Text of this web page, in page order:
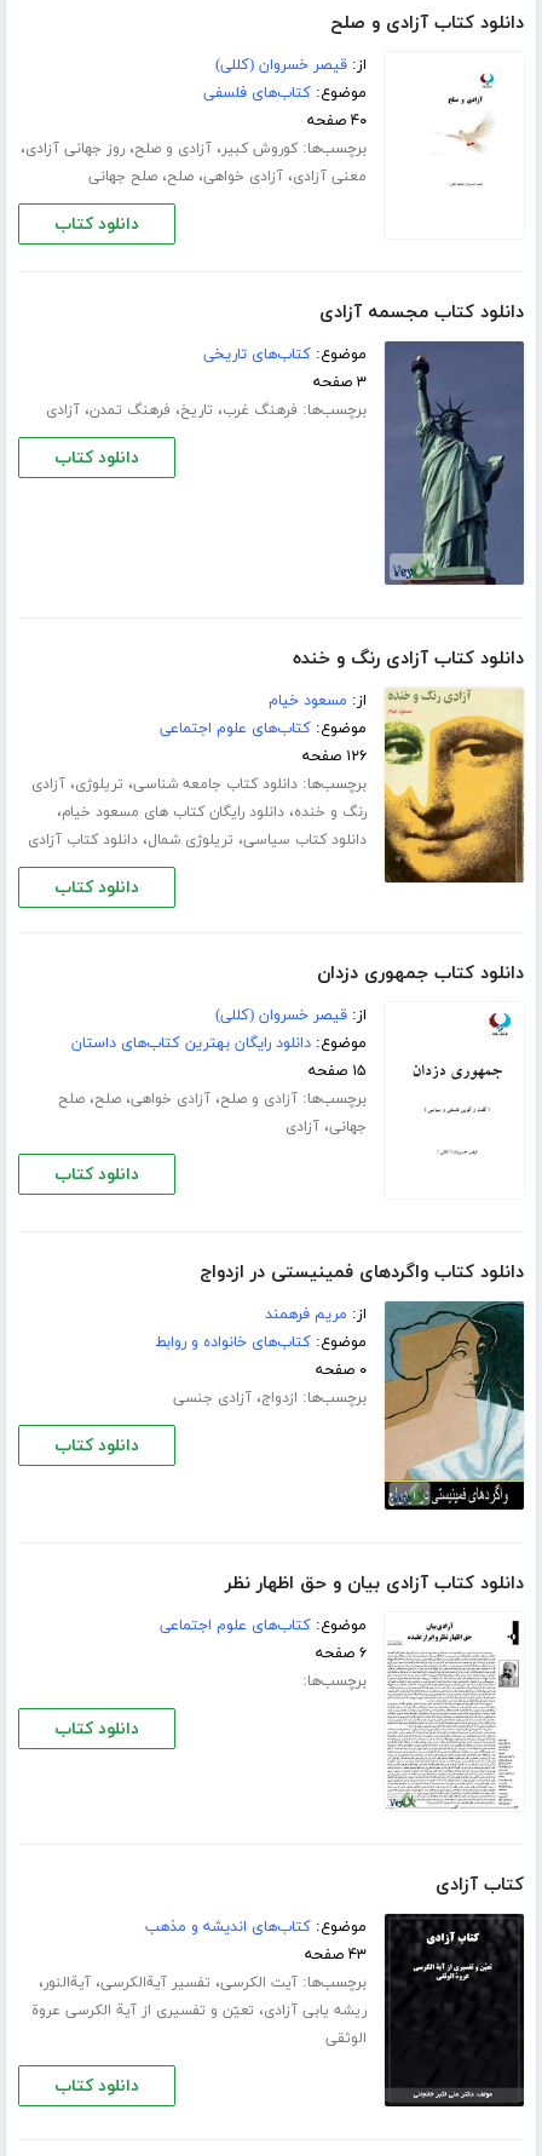
دانلود کتاب آزادی و صلح
از:قیصر خسروان (کللی)
موضوع:کتاب‌های فلسفی
۴۰ صفحه
برچسب‌ها:کوروش کبیر،آزادی و صلح،روز جهانی آزادی،
معنی آزادی،آزادی خواهی،صلح،صلح جهانی
دانلود کتاب
دانلود کتاب مجسمه آزادی
موضوع:کتاب‌های تاریخی
۳ صفحه
برچسب‌ها: فرهنگ غرب، تاریخ، فرهنگ تمدن،آزادی
دانلود کتاب
دانلود کتاب آزادی رنگ و خنده
از: مسعود خیام
موضوع:کتاب‌های علوم اجتماعی
۱۲۶ صفحه
برچسب‌ها:دانلود کتاب جامعه شناسی، تریلوژی،آزادی
رنگ و خنده،دانلود رایگان کتاب های مسعود خیام،
دانلود کتاب سیاسی، تریلوژی شمال،دانلود کتاب آزادی
دانلود کتاب
دانلود کتاب جمهوری دزدان
از:قیصر خسروان (کللی)
موضوع:دانلود رایگان بهترین کتاب‌های داستان
۱۵ صفحه
برچسب‌ها:آزادی و صلح،آزادی خواهی،صلح،صلح
جهانی،آزادی
دانلود کتاب
دانلود کتاب واگردهای فمینیستی در ازدواج
از: مریم فرهمند
موضوع:کتاب‌های خانواده و روابط
۰ صفحه
برچسب‌ها: ازدواج،آزادی جنسی
دانلود کتاب
دانلود کتاب آزادی بیان و حق اظهار نظر
موضوع:کتاب‌های علوم اجتماعی
۶ صفحه
برچسب‌ها:
دانلود کتاب
کتاب آزادی
موضوع:کتاب‌های اندیشه و مذهب
۴۳ صفحه
برچسب‌ها:آیت الکرسی، تفسیر آیة‌الکرسی،آیة‌‌النور،
ریشه یابی آزادی، تعیّن و تفسیری از آیة الکرسی عروة
الوثقی
دانلود کتاب